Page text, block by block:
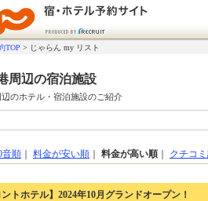
TOP > じゃらん my リスト
周辺の宿泊施設
のホテル・宿泊施設のご紹介
音順 料金が安い順 料金が高い順 クチコ
ントホテル】2024年10月グランドオープン！